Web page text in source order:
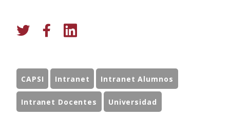
CAPSI Intranet Intranet Alumnos
Intranet Docentes Universidad